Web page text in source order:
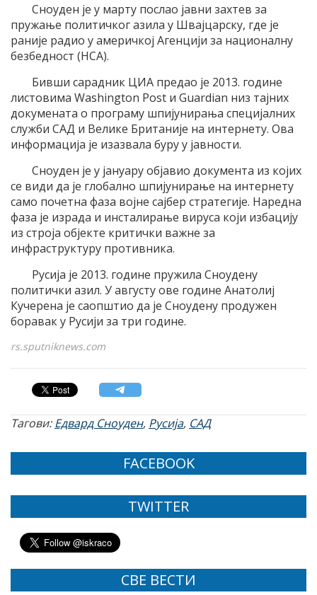
Сноуден је у марту послао јавни захтев за
пружање политичког азила у Швајцарску, где је
раније радио у америчкој Агенцији за националну
безбедност (НСА).
Бивши сарадник ЦИА предао је 2013. године
листовима Washington Post и Guardian низ тајних
докумената о програму шпијунирања специјалних
служби САД и Велике Британије на интернету. Ова
информација је изазвала буру у јавности.
Сноуден је у јануару објавио документа из којих
се види да је глобално шпијунирање на интернету
само почетна фаза војне сајбер стратегије. Наредна
фаза је израда и инсталирање вируса који избацију
из строја објекте критички важне за
инфраструктуру противника.
Русија је 2013. године пружила Сноудену
политички азил. У августу ове године Анатолиј
Кучерена је саопштио да је Сноудену продужен
боравак у Русији за три године.
rs.sputniknews.com
Тагови:Едвард Сноуден, Русија, САД
FACEBOOK
TWITTER
СВЕ ВЕСТИ